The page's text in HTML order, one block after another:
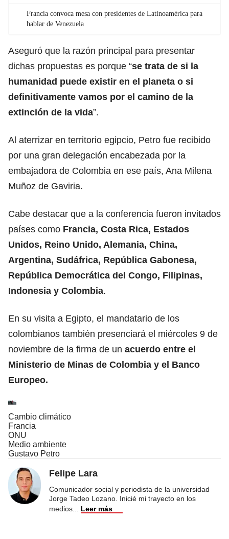
Francia convoca mesa con presidentes de Latinoamérica para
hablar de Venezuela
Aseguró que la razón principal para presentar
dichas propuestas es porque “se trata de si la
humanidad puede existir en el planeta o si
definitivamente vamos por el camino de la
extinción de la vida”.
Al aterrizar en territorio egipcio, Petro fue recibido
por una gran delegación encabezada por la
embajadora de Colombia en ese país, Ana Milena
Muñoz de Gaviria.
Cabe destacar que a la conferencia fueron invitados
países como Francia, Costa Rica, Estados
Unidos, Reino Unido, Alemania, China,
Argentina, Sudáfrica, República Gabonesa,
República Democrática del Congo, Filipinas,
Indonesia y Colombia.
En su visita a Egipto, el mandatario de los
colombianos también presenciará el miércoles 9 de
noviembre de la firma de un acuerdo entre el
Ministerio de Minas de Colombia y el Banco
Europeo.
Cambio climático
Francia
ONU
Medio ambiente
Gustavo Petro
Felipe Lara
Comunicador social y periodista de la universidad
Jorge Tadeo Lozano. Inicié mi trayecto en los
medios
Leer más